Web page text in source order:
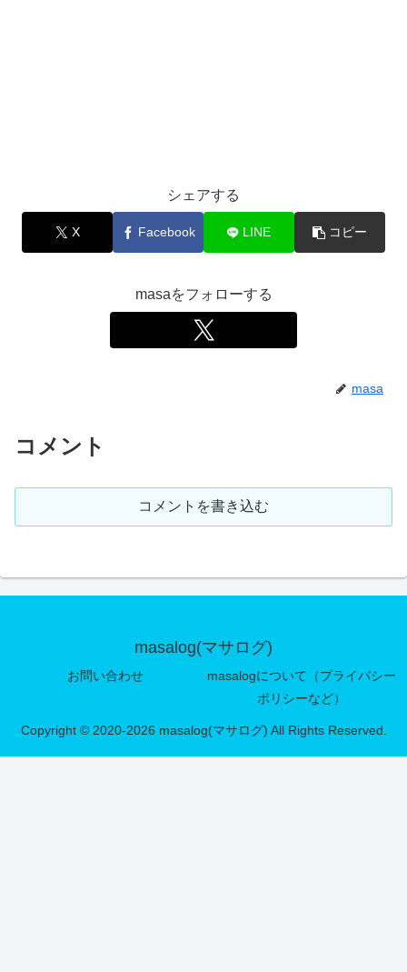
シェアする
X Facebook LINE コピー
masaをフォローする
masa
コメント
コメントを書き込む
masalog(マサログ)
お問い合わせ
masalogについて（プライバシー
ポリシーなど）
Copyright © 2020-2026 masalog(マサログ) All Rights Reserved.